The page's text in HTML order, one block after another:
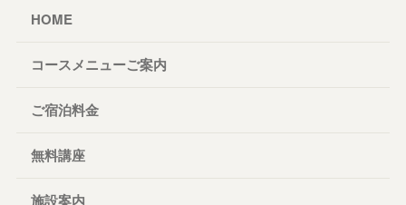
HOME
コースメニューご案内
ご宿泊料金
無料講座
施設案内